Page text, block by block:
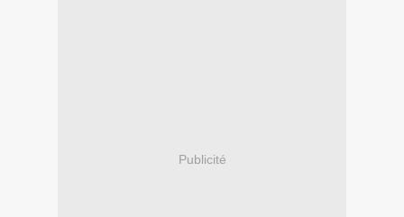
Publicité